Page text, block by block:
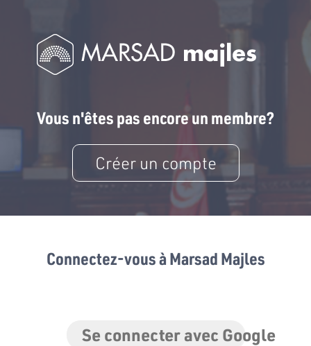
Vous n'êtes pas encore un membre?
Créer un compte
Connectez-vous à Marsad Majles
Se connecter avec Google